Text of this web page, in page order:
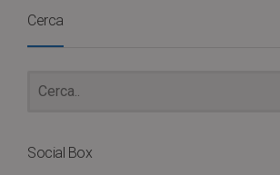
Cerca
Social Box